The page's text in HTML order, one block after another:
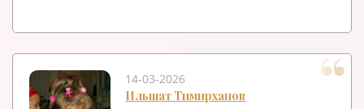
14-03-2026
Ильшат Тимирханов